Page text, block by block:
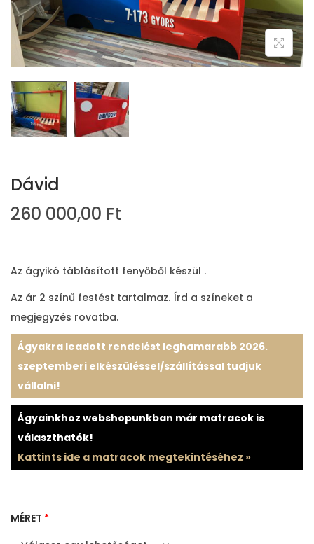
i
n
Dávid
260 000,00 Ft
Az ágyikó táblásított fenyőből készül .
Az ár 2 színű festést tartalmaz. Írd a színeket a
megjegyzés rovatba.
Ágyakra leadott rendelést leghamarabb 2026.
szeptemberi elkészüléssel/szállítással tudjuk
vállalni!
Ágyainkhoz webshopunkban már matracok is
választhatók!
Kattints ide a matracok megtekintéséhez »
MÉRET *